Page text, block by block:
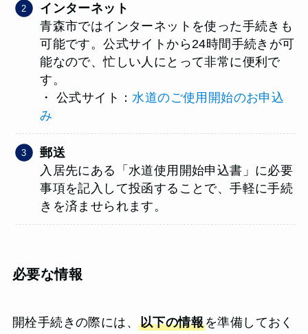
インターネット
青森市ではインターネットを使った手続きも
可能です。公式サイトから24時間手続きが可
能なので、忙しい人にとって非常に便利で
す。
・ 公式サイト： 水道のご使用開始のお申込
み
郵送
入居先にある「水道使用開始申込書」に必要
事項を記入して投函することで、手軽に手続
きを済ませられます。
必要な情報
開栓手続きの際には、 以下の情報を準備しておく